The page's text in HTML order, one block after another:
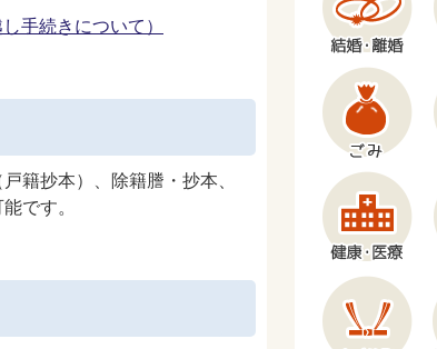
手続きについて）
籍抄本）、除籍謄・抄本、
です。